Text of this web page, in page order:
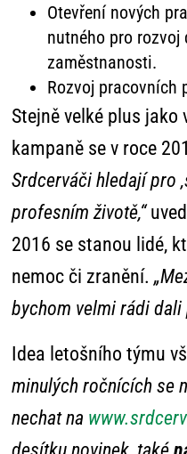
Otevření nových
nutného pro
zaměstnanosti.
Rozvoj pracovních
Stejně velké plus jako
kampaně se v roce
Srdcerváči hledají pro
profesním životě,“
2016 se stanou lidé,
nemoc či zranění.
bychom velmi rádi dali
Idea letošního týmu
minulých ročnících se
nechat na
desítku novinek, také